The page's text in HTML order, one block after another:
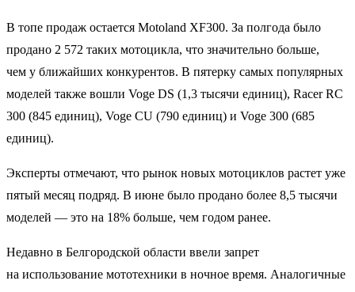
В топе продаж остается Motoland XF300. За полгода было
продано 2 572 таких мотоцикла, что значительно больше,
чем у ближайших конкурентов. В пятерку самых популярных
моделей также вошли Voge DS (1,3 тысячи единиц), Racer RC
300 (845 единиц), Voge CU (790 единиц) и Voge 300 (685
единиц).
Эксперты отмечают, что рынок новых мотоциклов растет уже
пятый месяц подряд. В июне было продано более 8,5 тысячи
моделей — это на 18% больше, чем годом ранее.
Недавно в Белгородской области ввели запрет
на использование мототехники в ночное время. Аналогичные